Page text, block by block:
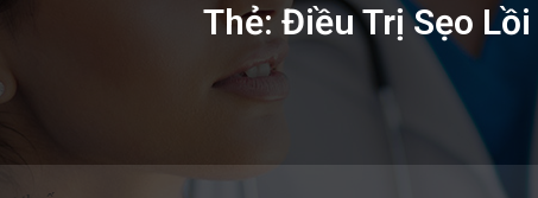
Thẻ:Điều Trị Sẹo